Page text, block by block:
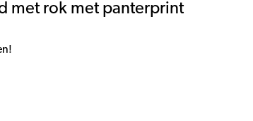
met rok met panterprint